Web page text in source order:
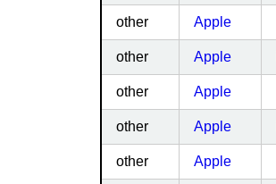
other Apple
other Apple
other Apple
other Apple
other Apple